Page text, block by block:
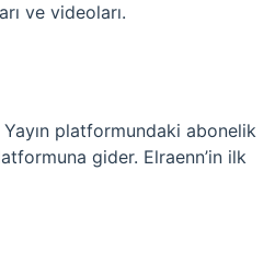
ve videoları.
Yayın platformundaki abonelik
gider. Elraenn’in ilk